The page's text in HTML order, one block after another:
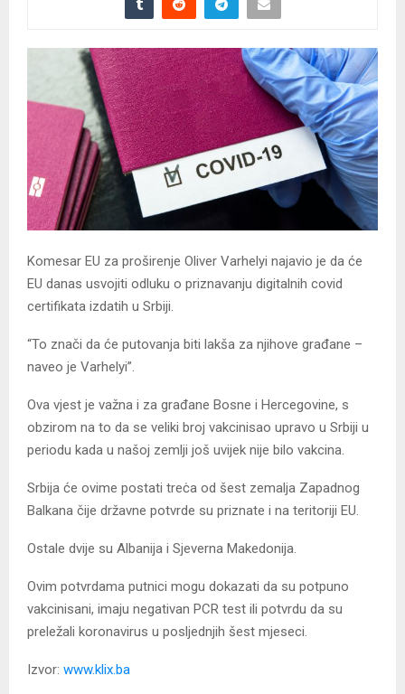
Komesar EU za proširenje Oliver Varhelyi najavio je da će
EU danas usvojiti odluku o priznavanju digitalnih covid
certifikata izdatih u Srbiji.
“To znači da će putovanja biti lakša za njihove građane –
naveo je Varhelyi”.
Ova vjest je važna i za građane Bosne i Hercegovine, s
obzirom na to da se veliki broj vakcinisao upravo u Srbiji u
periodu kada u našoj zemlji još uvijek nije bilo vakcina.
Srbija će ovime postati treċa od šest zemalja Zapadnog
Balkana čije državne potvrde su priznate i na teritoriji EU.
Ostale dvije su Albanija i Sjeverna Makedonija.
Ovim potvrdama putnici mogu dokazati da su potpuno
vakcinisani, imaju negativan PCR test ili potvrdu da su
preležali koronavirus u posljednjih šest mjeseci.
Izvor: www.klix.ba